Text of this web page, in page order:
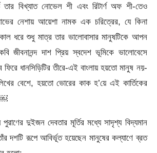
তার বিখ্যাত নোভেল শী এবং রিটার্ণ অফ শী-তেও
নেশায় আয়েশা নামক এক চরিত্রের, যে কিনা
ধরে শুধু মাত্র তার ভালোবাসার মানুষটিকে আপন
জীবনানন্দ দাশ প্রিয় স্বদেশ ভূমিকে ভালোবেসে
ধানসিড়িটির তীরে-এই বাংলায় হয়তো মানুষ নয়-
বেশে, হয়তো ভোরের কাক হ’য়ে এই কার্তিকের
￼
পুরাণের দুইজন দেবতার মূর্তির মধ্যে সাদৃশ্য বিদ্যমান
তাঁর দশটি রূপে আবির্ভূত হয়েছেন মানুষের কল্যাণে ব্রত